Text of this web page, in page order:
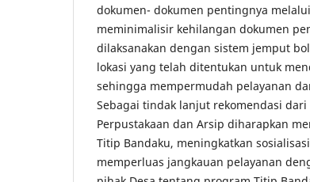
dokumen- dokumen pentingnya
meminimalisir kehilangan dokumen
dilaksanakan dengan sistem jemput
lokasi yang telah ditentukan untuk
sehingga mempermudah pelayanan
Sebagai tindak lanjut rekomendasi
Perpustakaan dan Arsip diharapkan
Titip Bandaku, meningkatkan
memperluas jangkauan pelayanan